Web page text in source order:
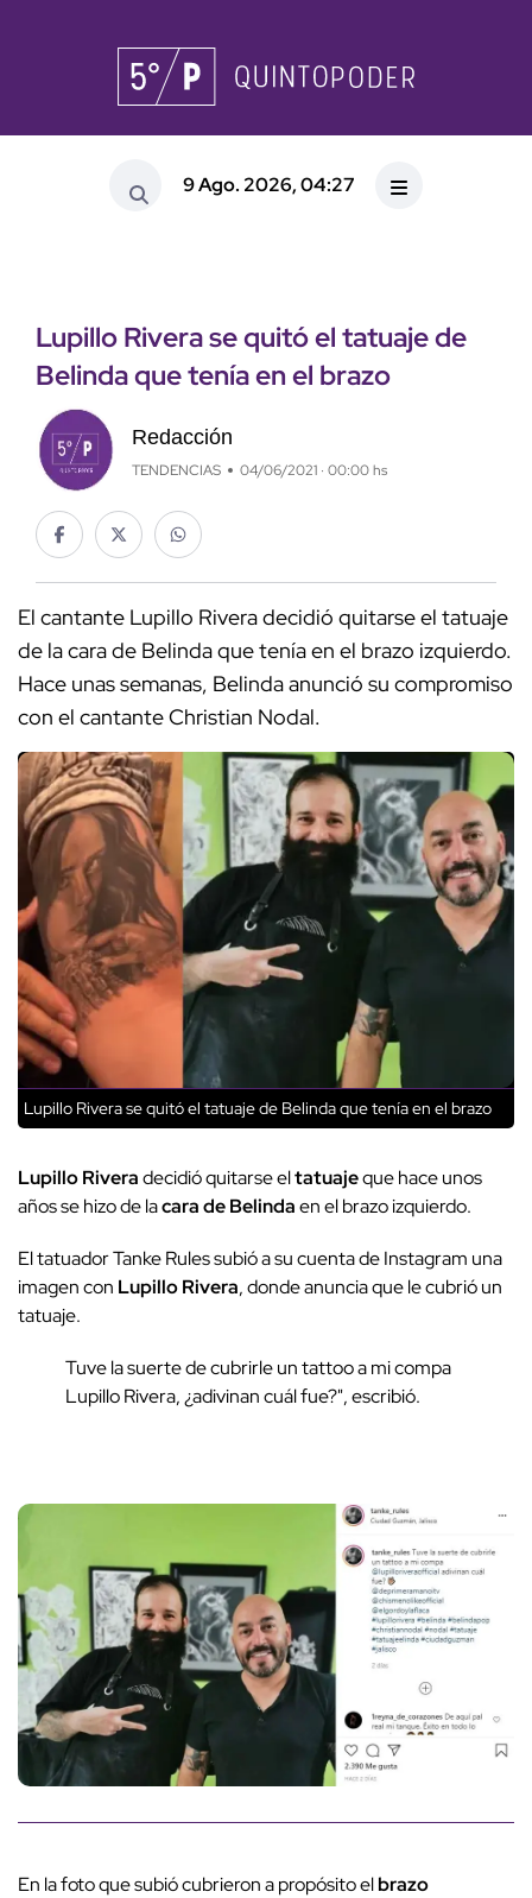
9 Ago. 2026, 04:27
Lupillo Rivera se quitó el tatuaje de
Belinda que tenía en el brazo
Redacción
TENDENCIAS 04/06/2021 · 00:00 hs
El cantante Lupillo Rivera decidió quitarse el tatuaje
de la cara de Belinda que tenía en el brazo izquierdo.
Hace unas semanas, Belinda anunció su compromiso
con el cantante Christian Nodal.
Lupillo Rivera se quitó el tatuaje de Belinda que tenía en el brazo
Lupillo Riveradecidió quitarse eltatuajeque hace unos
años se hizo de lacara de Belindaen el brazo izquierdo.
El tatuador Tanke Rules subió a su cuenta de Instagram una
imagen con Lupillo Rivera, donde anuncia que le cubrió un
tatuaje.
Tuve la suerte de cubrirle un tattoo a mi compa
Lupillo Rivera, ¿adivinan cuál fue?", escribió.
En la foto que subió cubrieron a propósito elbrazo